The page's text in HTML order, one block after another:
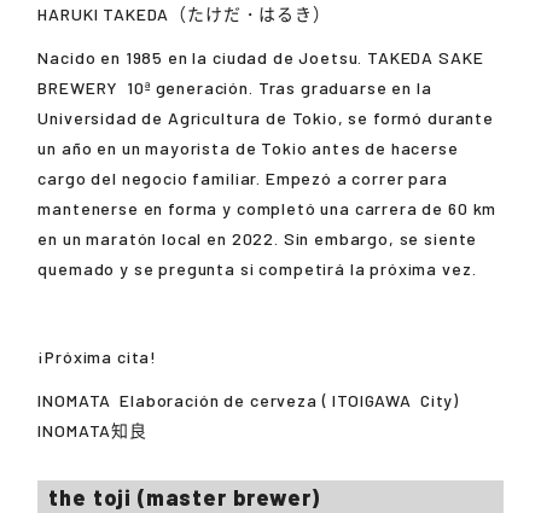
HARUKI TAKEDA（たけだ・はるき）
Nacido en 1985 en la ciudad de Joetsu. TAKEDA SAKE
BREWERY 10ª generación. Tras graduarse en la
Universidad de Agricultura de Tokio, se formó durante
un año en un mayorista de Tokio antes de hacerse
cargo del negocio familiar. Empezó a correr para
mantenerse en forma y completó una carrera de 60 km
en un maratón local en 2022. Sin embargo, se siente
quemado y se pregunta si competirá la próxima vez.
¡Próxima cita!
INOMATA Elaboración de cerveza (ITOIGAWA City)
INOMATA知良
the toji (master brewer)